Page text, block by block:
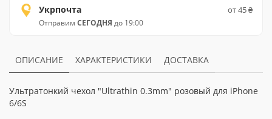
Укрпочта
Отправим СЕГОДНЯ до 19:00
от 45 ₴
ОПИСАНИЕ ХАРАКТЕРИСТИКИ ДОСТАВКА
Ультратонкий чехол "Ultrathin 0.3mm" розовый для iPhone
6/6S